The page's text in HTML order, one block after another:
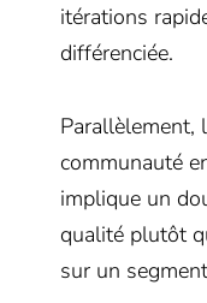
itérations
différenciée.
Parallèlement,
communauté
implique un
qualité plutôt
sur un